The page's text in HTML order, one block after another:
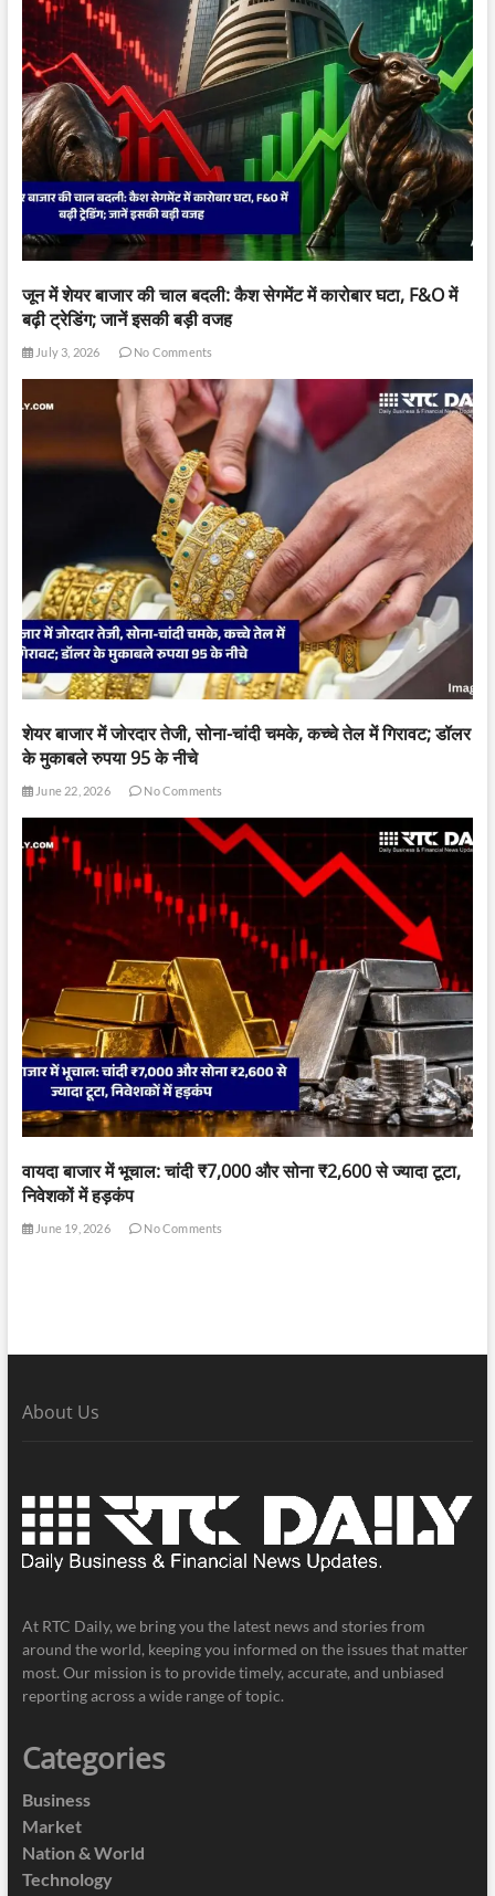
जून में शेयर बाजार की चाल बदली: कैश सेगमेंट में कारोबार घटा, F&O में
बढ़ी ट्रेडिंग; जानें इसकी बड़ी वजह
July 3, 2026 No Comments
शेयर बाजार में जोरदार तेजी, सोना-चांदी चमके, कच्चे तेल में गिरावट; डॉलर
के मुकाबले रुपया 95 के नीचे
June 22, 2026 No Comments
वायदा बाजार में भूचाल: चांदी ₹7,000 और सोना ₹2,600 से ज्यादा टूटा,
निवेशकों में हड़कंप
June 19, 2026 No Comments
About Us
At RTC Daily, we bring you the latest news and stories from
around the world, keeping you informed on the issues that matter
most. Our mission is to provide timely, accurate, and unbiased
reporting across a wide range of topic.
Categories
Business
Market
Nation & World
Technology